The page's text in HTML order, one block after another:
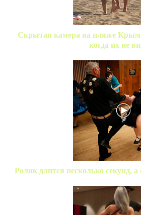
Скрытая камера на пляже
когда их не
Ролик длится несколько секунд, а